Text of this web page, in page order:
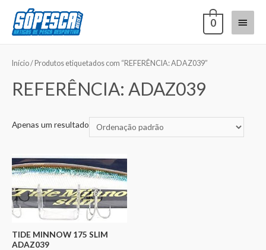
0
Início/ Produtos etiquetados com “REFERÊNCIA: ADAZ039”
REFERÊNCIA: ADAZ039
Apenas um resultado
TIDE MINNOW 175 SLIM
ADAZ039